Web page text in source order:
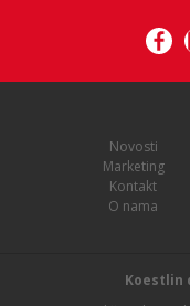
Novosti
Marketing
Kontakt
O nama
Koestlin